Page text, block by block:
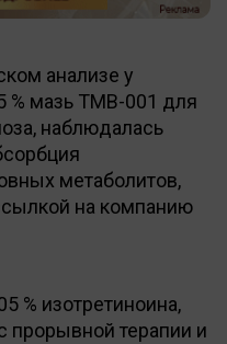
анализе у
% мазь TMB-001 для
наблюдалась
метаболитов,
на компанию
% изотретиноина,
прорывной терапии и